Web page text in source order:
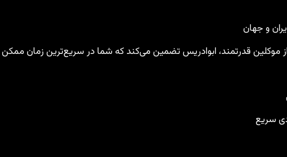
و جهان
موکلین قدرتمند، ابوادریس تضمین می‌کند که شما در سریع‌ترین زمان
سریع